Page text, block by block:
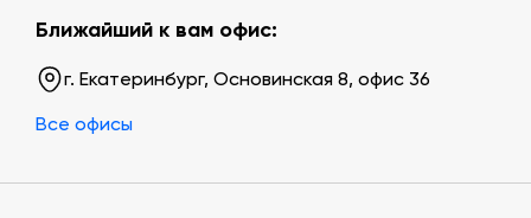
Ближайший к вам офис:
г. Екатеринбург, Основинская 8, офис 36
Все офисы